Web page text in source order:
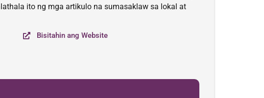
ito ng mga artikulo na sumasaklaw sa lokal at
Bisitahin ang Website